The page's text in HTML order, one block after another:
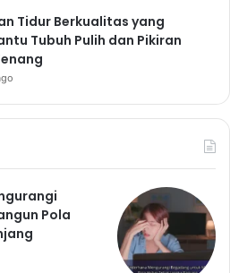
Tidur Berkualitas yang
Tubuh Pulih dan Pikiran
Pola